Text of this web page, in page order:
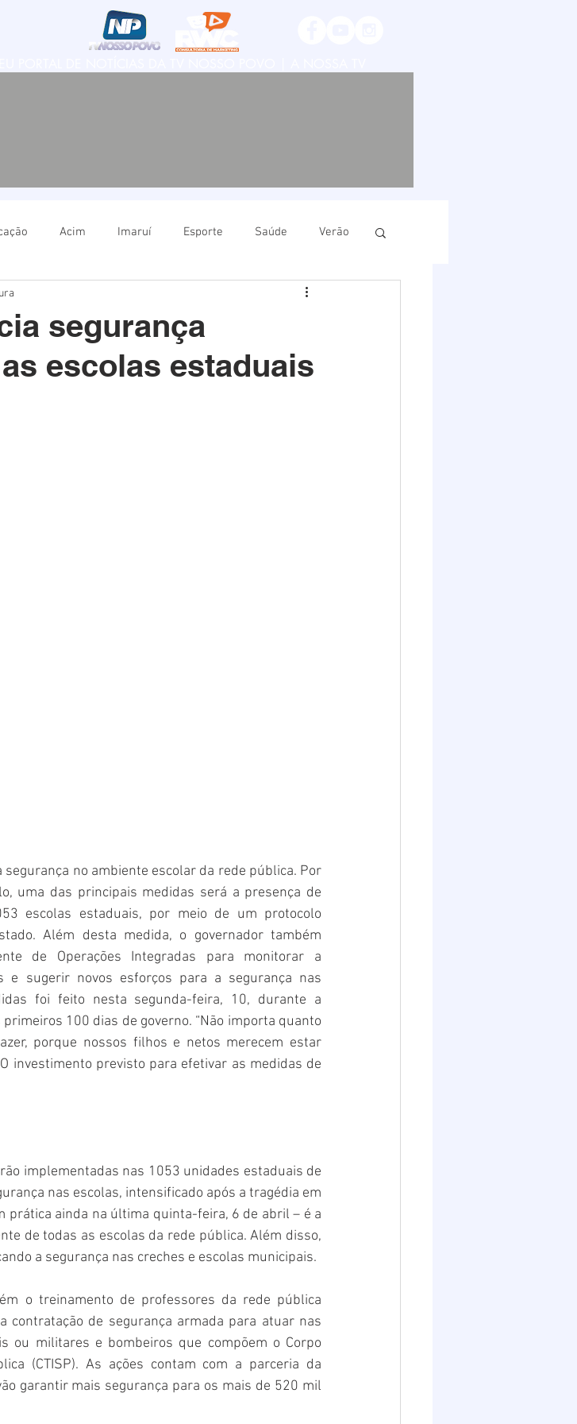
Acim Imaruí Esporte Saúde Verão
Imbituba
Laguna Linha Destaques 1 Destaques 2
segurança
escolas estaduais
no ambiente escolar da rede pública. Por
uma das principais medidas será a presença de
escolas estaduais, por meio de um protocolo
Além desta medida, o governador também
de Operações Integradas para monitorar a
e sugerir novos esforços para a segurança nas
foi feito nesta segunda-feira, 10, durante a
100 dias de governo. “Não importa quanto
porque nossos filhos e netos merecem estar
investimento previsto para efetivar as medidas de
implementadas nas 1053 unidades estaduais de
nas escolas, intensificado após a tragédia em
prática ainda na última quinta-feira, 6 de abril – é a
de todas as escolas da rede pública. Além disso,
a segurança nas creches e escolas municipais.
o treinamento de professores da rede pública
de segurança armada para atuar nas
ou militares e bombeiros que compõem o Corpo
(CTISP). As ações contam com a parceria da
garantir mais segurança para os mais de 520 mil